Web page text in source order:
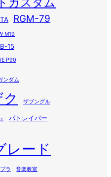
RGM-79
M19
15
P90
ンダム
ザブングル
パトレイバー
レード
ラ 音楽教室